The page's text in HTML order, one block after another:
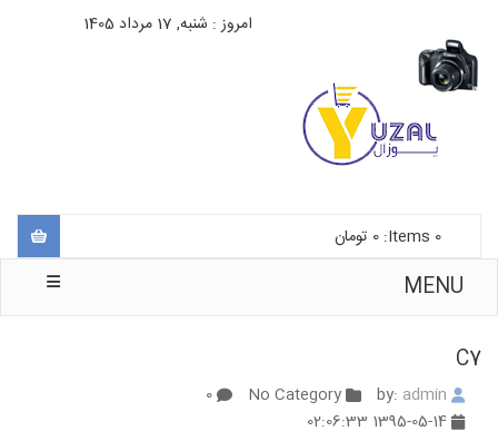
امروز : شنبه, 17 مرداد 1405
0
Items:
0 تومان
MENU
C7
admin